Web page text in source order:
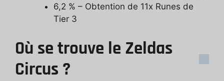
6,2 % – Obtention de 11x Runes de
Tier 3
Où se trouve le Zeldas
Circus ?